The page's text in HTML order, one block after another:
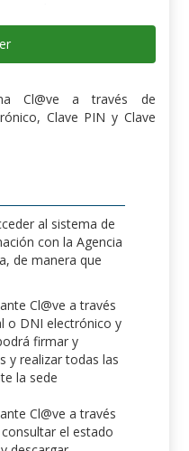
Cl@ve a través de
Clave PIN y Clave
al sistema de
con la Agencia
de manera que
Cl@ve a través
o DNI electrónico y
firmar y
y realizar todas las
la sede
Cl@ve a través
el estado